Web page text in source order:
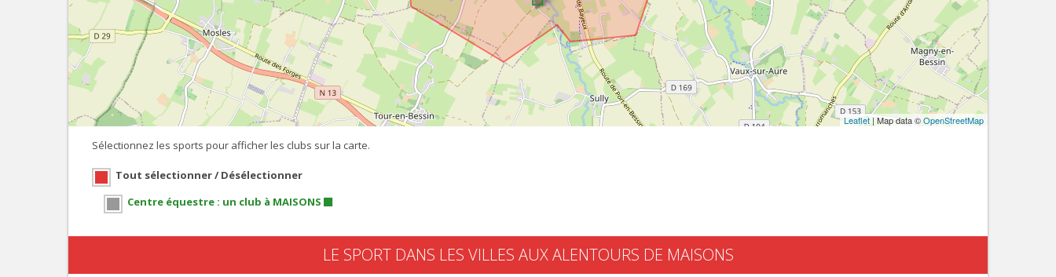
Leaflet| Map data ©OpenStreetMap
Sélectionnez les sports pour afficher les clubs sur la carte.
Tout sélectionner / Désélectionner
Centre équestre : un club à MAISONS
LE SPORT DANS LES VILLES AUX ALENTOURS DE MAISONS